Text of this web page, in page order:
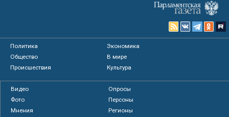
Политика
Экономика
Общество
В мире
Происшествия
Культура
Видео
Опросы
Фото
Персоны
Мнения
Регионы